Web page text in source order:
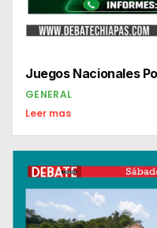
Juegos Nacionales
GENERAL
Leer mas